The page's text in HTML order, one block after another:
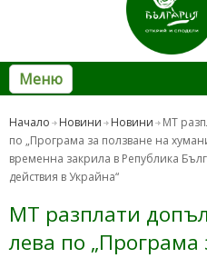
Меню
Начало Новини Новини
МТ
по „Програма за ползване на
временна закрила в Република
действия в Украйна“
МТ разплати
лева по „Програма